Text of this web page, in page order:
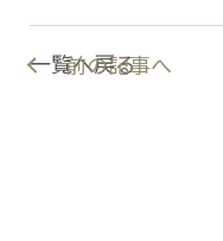
前の記事へ
一覧へ戻る